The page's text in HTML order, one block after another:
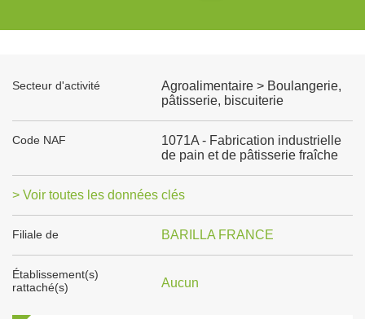
Secteur d'activité
Agroalimentaire > Boulangerie,
pâtisserie, biscuiterie
Code NAF
1071A - Fabrication industrielle
de pain et de pâtisserie fraîche
> Voir toutes les données clés
Filiale de BARILLA FRANCE
Établissement(s)
rattaché(s)
Aucun